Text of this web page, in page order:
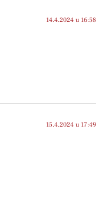
14.4.2024 u 16:58
15.4.2024 u 17:49